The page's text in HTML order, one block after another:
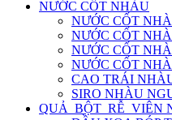
NƯỚC CỐT NHÀU
NƯỚC CỐT
NƯỚC CỐT
NƯỚC CỐT
NƯỚC CỐT
CAO TRÁI
SIRO NHÀU
QUẢ_BỘT_RỄ_VIÊN